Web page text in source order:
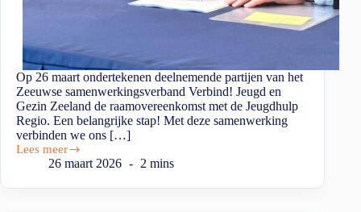
Op 26 maart ondertekenen deelnemende partijen van het
Zeeuwse samenwerkingsverband Verbind! Jeugd en
Gezin Zeeland de raamovereenkomst met de Jeugdhulp
Regio. Een belangrijke stap! Met deze samenwerking
verbinden we ons […]
Lees meer
26 maart 2026 2 mins